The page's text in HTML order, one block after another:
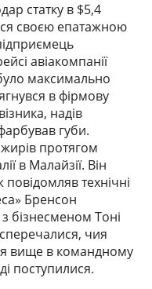
статку в $5,4
своєю епатажною
авіакомпанії
максимально
в фірмову
надів
губи.
протягом
в Малайзії. Він
технічні
Бренсон
бізнесменом Тоні
чия
вище в командному
поступилися.